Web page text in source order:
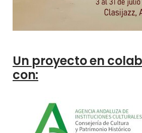
Un proyecto en
con: